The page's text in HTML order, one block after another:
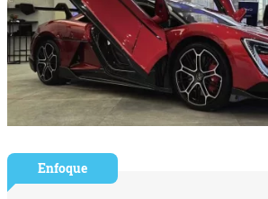
Enfoque